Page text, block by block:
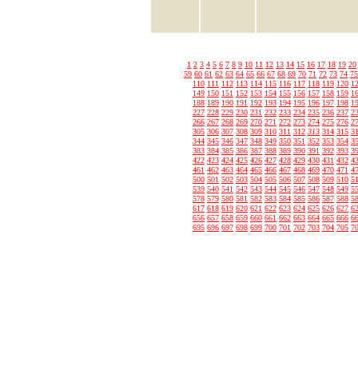
1 2 3 4 5 6 7 8 9 10 11 12 13 14 15 16 17 18 19 20
59 60 61 62 63 64 65 66 67 68 69 70 71 72 73 74 75
110 111 112 113 114 115 116 117 118 119 120
149 150 151 152 153 154 155 156 157 158 159
188 189 190 191 192 193 194 195 196 197 198
227 228 229 230 231 232 233 234 235 236 237
266 267 268 269 270 271 272 273 274 275 276
305 306 307 308 309 310 311 312 313 314 315
344 345 346 347 348 349 350 351 352 353 354
383 384 385 386 387 388 389 390 391 392 393
422 423 424 425 426 427 428 429 430 431 432
461 462 463 464 465 466 467 468 469 470 471
500 501 502 503 504 505 506 507 508 509 510
539 540 541 542 543 544 545 546 547 548 549
578 579 580 581 582 583 584 585 586 587 588
617 618 619 620 621 622 623 624 625 626 627
656 657 658 659 660 661 662 663 664 665 666
695 696 697 698 699 700 701 702 703 704 705